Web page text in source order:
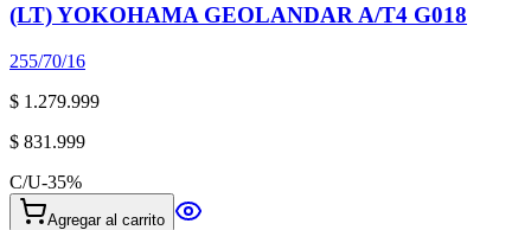
(LT) YOKOHAMA GEOLANDAR A/T4 G018
255/70/16
$ 1.279.999
$ 831.999
C/U-35%
Agregar al carrito